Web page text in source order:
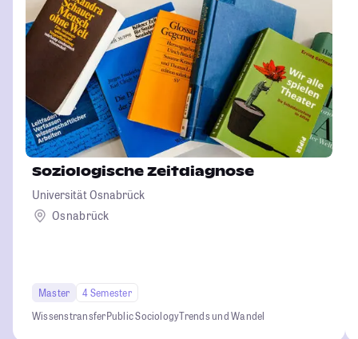
Soziologische Zeitdiagnose
Universität Osnabrück
Osnabrück
Master
4 Semester
WissenstransferPublic SociologyTrends und Wandel